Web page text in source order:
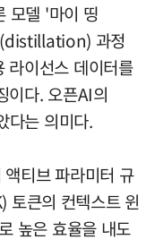
모델 '마이 띵
과정
라이선스 데이터를
이다. 오픈AI의
다는 의미다.
티브 파라미터 규
큰의 컨텍스트 윈
높은 효율을 내도